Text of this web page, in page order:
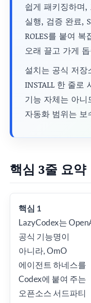
쉽게 패키징하며
실행, 검증 완료,
ROLES를 붙여
오래 끌고 가게
설치는 공식 저장
INSTALL 한 줄로
기능 자체는 아니
자동화 범위는
핵심 3줄 요약
핵심 1
LazyCodex는
공식 기능명이
아니라, OmO
에이전트 하네스를
Codex에 붙여 주는
오픈소스 서드파티